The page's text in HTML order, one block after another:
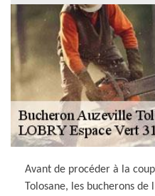
Avant de procéder à la
Tolosane, les bucherons de